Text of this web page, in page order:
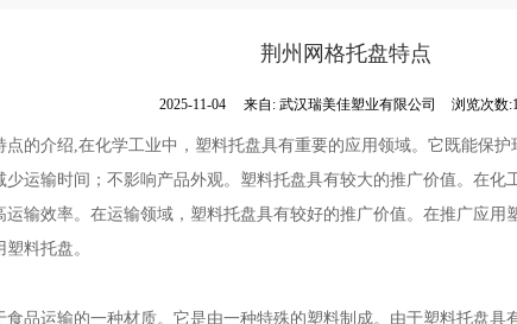
荆州网格托盘特点
2025-11-04 来自: 武汉瑞美佳塑业有限公司 浏览次数
的介绍,在化学工业中，塑料托盘具有重要的应用领域。它既能保
运输时间；不影响产品外观。塑料托盘具有较大的推广价值。在
输效率。在运输领域，塑料托盘具有较好的推广价值。在推广应
料托盘。
品运输的一种材质。它是由一种特殊的塑料制成。由于塑料托盘